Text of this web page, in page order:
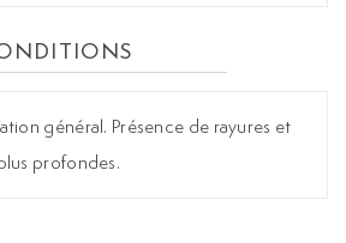
général. Présence de rayures et
profondes.